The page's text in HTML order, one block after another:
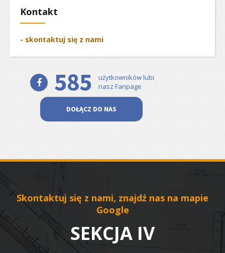
Kontakt
- skontaktuj się z nami
585
użytkowników lubi
nasz Fanpage
DOŁĄCZ DO NAS
Skontaktuj się z nami, znajdź nas na mapie
Google
SEKCJA IV